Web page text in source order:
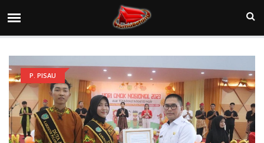
P. PISAU